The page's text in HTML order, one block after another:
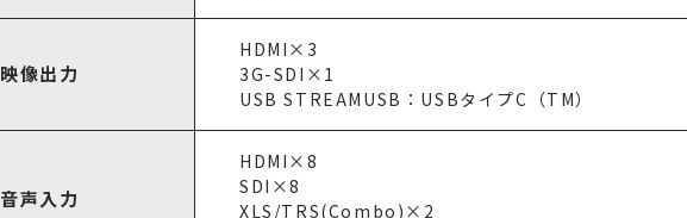
映像出力
HDMI×3
3G-SDI×1
USB STREAMUSB：USBタイプC（TM）
音声入力
HDMI×8
SDI×8
XLS/TRS(Combo)×2